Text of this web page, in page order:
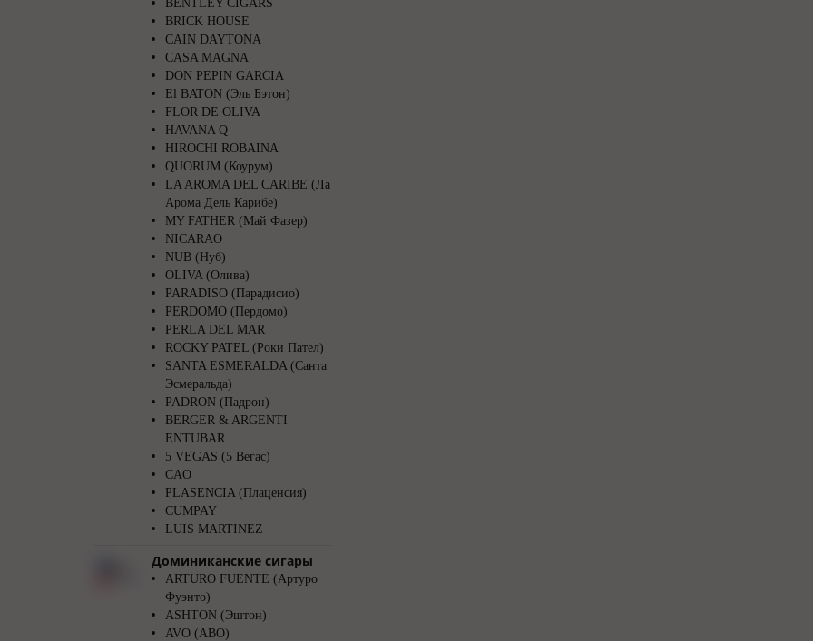
BENTLEY CIGARS
BRICK HOUSE
CAIN DAYTONA
CASA MAGNA
DON PEPIN GARCIA
El BATON (Эль Бэтон)
FLOR DE OLIVA
HAVANA Q
HIROCHI ROBAINA
QUORUM (Коурум)
LA AROMA DEL CARIBE (Ла
Арома Дель Карибе)
MY FATHER (Май Фазер)
NICARAO
NUB (Нуб)
OLIVA (Олива)
PARADISO (Парадисио)
PERDOMO (Пердомо)
PERLA DEL MAR
ROCKY PATEL (Роки Пател)
SANTA ESMERALDA (Санта
Эсмеральда)
PADRON (Падрон)
BERGER & ARGENTI
ENTUBAR
5 VEGAS (5 Вегас)
CAO
PLASENCIA (Плаценсия)
CUMPAY
LUIS MARTINEZ
Доминиканские сигары
ARTURO FUENTE (Артуро
Фуэнто)
ASHTON (Эштон)
AVO (АВО)